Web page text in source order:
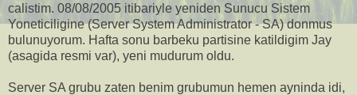
calistim. 08/08/2005 itibariyle yeniden Sunucu Sistem
Yoneticiligine (Server System Administrator - SA) donmus
bulunuyorum. Hafta sonu barbeku partisine katildigim Jay
(asagida resmi var), yeni mudurum oldu.
Server SA grubu zaten benim grubumun hemen ayninda idi,